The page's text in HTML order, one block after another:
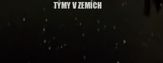
TÝMY V ZEMÍCH